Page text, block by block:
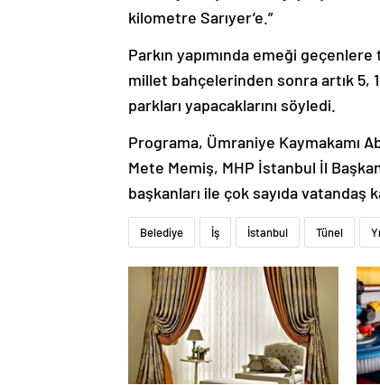
kilometre Sarıyer’e.”
Parkın yapımında emeği
millet bahçelerinden sonra artık 5,
parkları yapacaklarını söyledi.
Programa, Ümraniye Kaymakamı
Mete Memiş, MHP İstanbul İl
başkanları ile çok sayıda vatandaş
Belediye İş İstanbul Tünel